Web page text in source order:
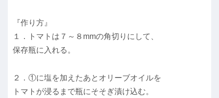
『作り方』
１．トマトは７～８mmの角切りにして、
保存瓶に入れる。
２．①に塩を加えたあとオリーブオイルを
トマトが浸るまで瓶にそそぎ漬け込む。